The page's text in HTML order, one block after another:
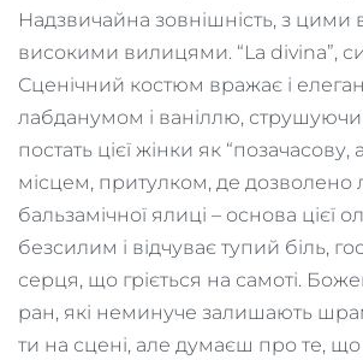
Надзвичайна зовнішність, з
високими вилицями. “La divina”,
Сценічний костюм вражає і
лабданумом і ваніллю,
постать цієї жінки як
місцем, притулком, де дозволено
бальзамічної ялиці – основа цієї
безсилим і відчуває тупий біль,
серця, що гріється на самоті.
ран, які неминуче залишають
ти на сцені, але думаєш про те,